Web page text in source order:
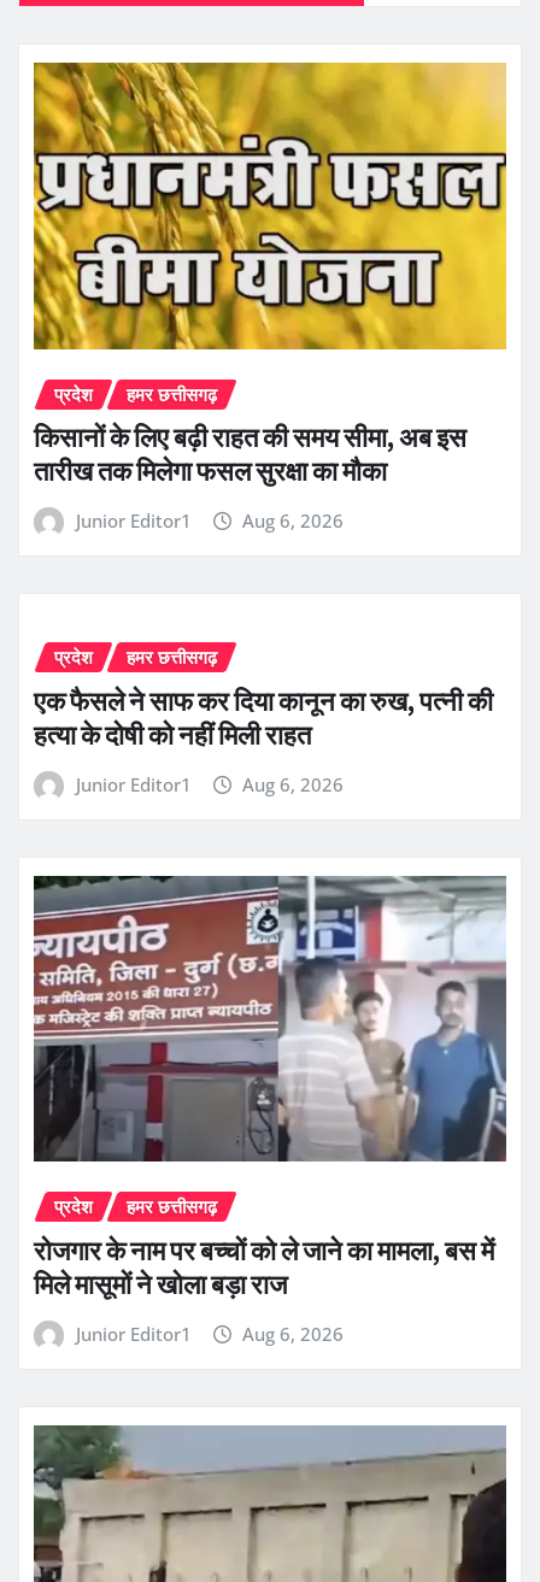
प्रदेश हमर छत्तीसगढ़
किसानों के लिए बढ़ी राहत की समय सीमा, अब इस
तारीख तक मिलेगा फसल सुरक्षा का मौका
Junior Editor1 Aug 6, 2026
प्रदेश हमर छत्तीसगढ़
एक फैसले ने साफ कर दिया कानून का रुख, पत्नी की
हत्या के दोषी को नहीं मिली राहत
Junior Editor1 Aug 6, 2026
प्रदेश हमर छत्तीसगढ़
रोजगार के नाम पर बच्चों को ले जाने का मामला, बस में
मिले मासूमों ने खोला बड़ा राज
Junior Editor1 Aug 6, 2026